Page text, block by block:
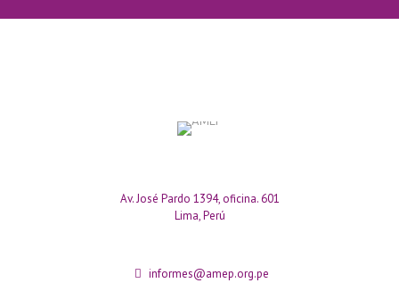
Av. José Pardo 1394, oficina. 601
Lima, Perú
informes@amep.org.pe